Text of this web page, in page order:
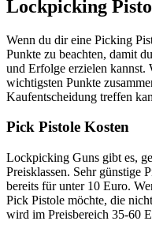
Lockpicking
Wenn du dir eine Picking
Punkte zu beachten, damit
und Erfolge erzielen kannst.
wichtigsten Punkte
Kaufentscheidung treffen
Pick Pistole Kosten
Lockpicking Guns gibt es,
Preisklassen. Sehr günstige
bereits für unter 10 Euro.
Pick Pistole möchte, die
wird im Preisbereich 35-60